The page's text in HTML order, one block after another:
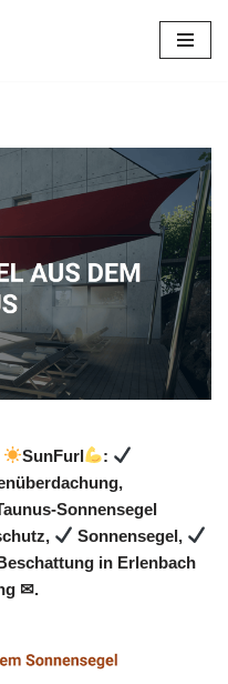
SunFurl
:
Sonnensegel
Sonnensegel,
in Erlenbach
✉.